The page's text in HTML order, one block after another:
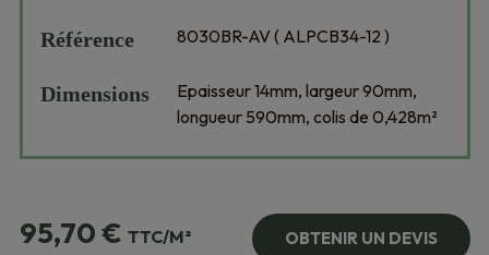
Référence 8030BR-AV ( ALPCB34-12 )
Dimensions
Epaisseur 14mm, largeur 90mm,
longueur 590mm, colis de 0,428m²
95,70€ TTC/M²
OBTENIR UN DEVIS